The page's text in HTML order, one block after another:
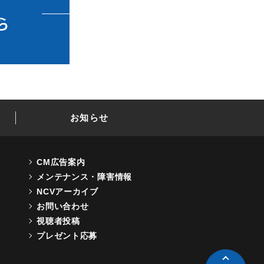
お知らせ
CM広告案内
メンテナンス・障害情報
NCVアーカイブ
お問い合わせ
視聴者投稿
プレゼント応募